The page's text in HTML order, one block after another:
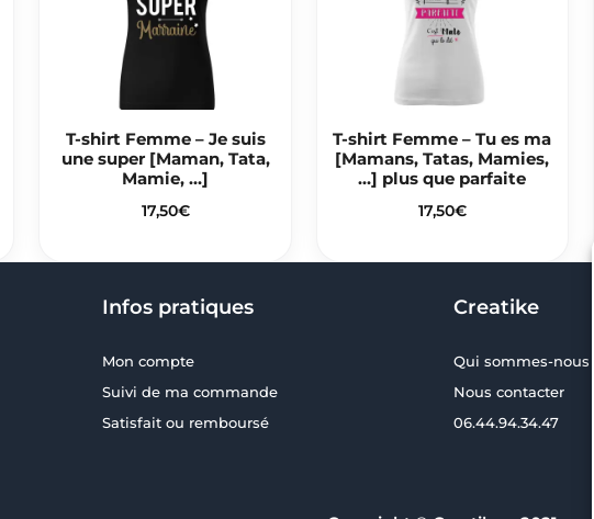
T-shirt Femme – Je suis
une super [Maman, Tata,
Mamie, …]
17,50€
T-shirt Femme – Tu es ma
[Mamans, Tatas, Mamies,
…] plus que parfaite
17,50€
Infos pratiques
Mon compte
Suivi de ma commande
Satisfait ou remboursé
Creatike
Qui sommes-nous ?
Nous contacter
06.44.94.34.47